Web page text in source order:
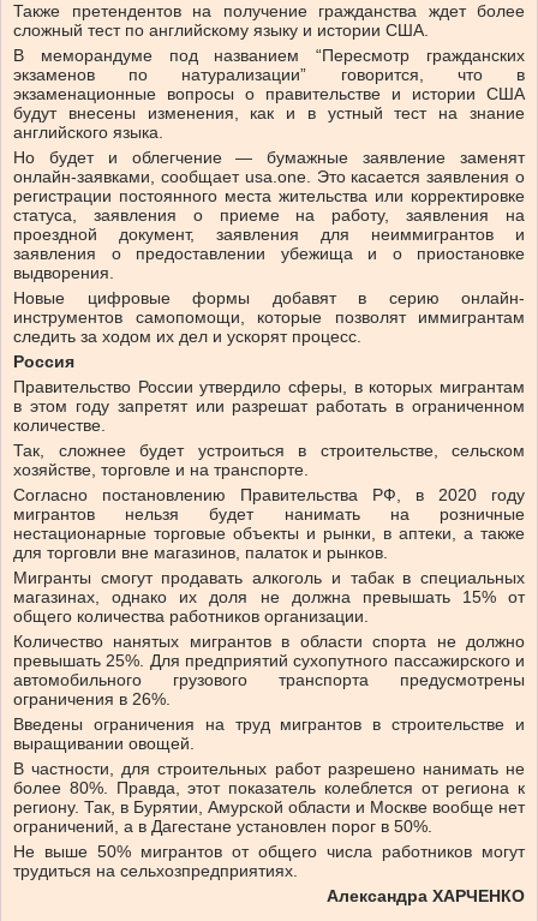
Также претендентов на получение гражданства ждет более
сложный тест по английскому языку и истории США.
В меморандуме под названием “Пересмотр гражданских
экзаменов по натурализации” говорится, что в
экзаменационные вопросы о правительстве и истории США
будут внесены изменения, как и в устный тест на знание
английского языка.
Но будет и облегчение — бумажные заявление заменят
онлайн-заявками, сообщает usa.one. Это касается заявления о
регистрации постоянного места жительства или корректировке
статуса, заявления о приеме на работу, заявления на
проездной документ, заявления для неиммигрантов и
заявления о предоставлении убежища и о приостановке
выдворения.
Новые цифровые формы добавят в серию онлайн-
инструментов самопомощи, которые позволят иммигрантам
следить за ходом их дел и ускорят процесс.
Россия
Правительство России утвердило сферы, в которых мигрантам
в этом году запретят или разрешат работать в ограниченном
количестве.
Так, сложнее будет устроиться в строительстве, сельском
хозяйстве, торговле и на транспорте.
Согласно постановлению Правительства РФ, в 2020 году
мигрантов нельзя будет нанимать на розничные
нестационарные торговые объекты и рынки, в аптеки, а также
для торговли вне магазинов, палаток и рынков.
Мигранты смогут продавать алкоголь и табак в специальных
магазинах, однако их доля не должна превышать 15% от
общего количества работников организации.
Количество нанятых мигрантов в области спорта не должно
превышать 25%. Для предприятий сухопутного пассажирского и
автомобильного грузового транспорта предусмотрены
ограничения в 26%.
Введены ограничения на труд мигрантов в строительстве и
выращивании овощей.
В частности, для строительных работ разрешено нанимать не
более 80%. Правда, этот показатель колеблется от региона к
региону. Так, в Бурятии, Амурской области и Москве вообще нет
ограничений, а в Дагестане установлен порог в 50%.
Не выше 50% мигрантов от общего числа работников могут
трудиться на сельхозпредприятиях.
Александра ХАРЧЕНКО